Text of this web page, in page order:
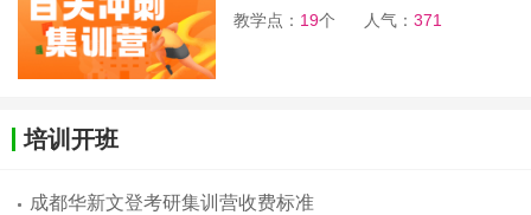
教学点： 19个 人气：371
培训开班
成都华新文登考研集训营收费标准